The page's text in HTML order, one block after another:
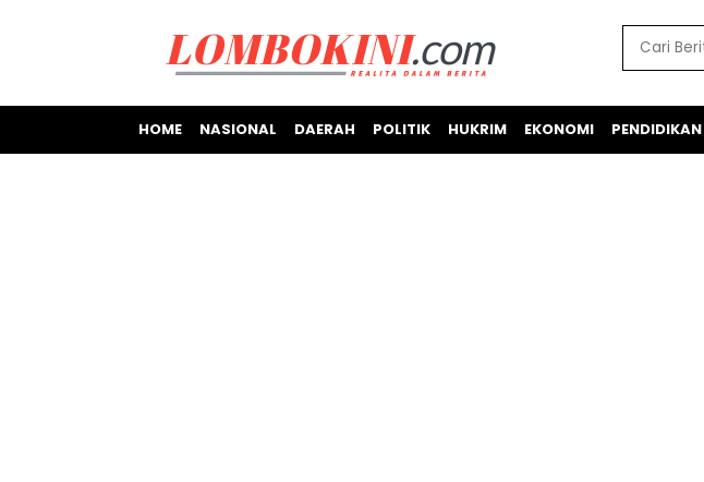
HOME NASIONAL DAERAH POLITIK HUKRIM EKONOMI PENDIDIKAN